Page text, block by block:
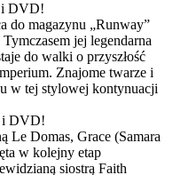
i DVD!
do magazynu „Runway”
jej legendarna
do walki o przyszłość
Znajome twarze i
w tej stylowej kontynuacji
i DVD!
Le Domas, Grace (Samara
w kolejny etap
siostrą Faith